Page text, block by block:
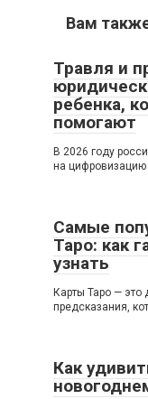
Вам
Травля и
ребенка,
помогают
В 2026 году
на цифровизацию
Самые
Таро: как
узнать
Карты Таро — это
предсказания,
Как